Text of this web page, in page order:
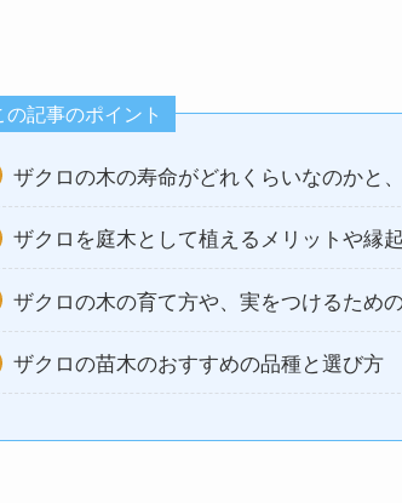
の記事のポイント
ザクロの木の寿命がどれくらいなのかと
ザクロを庭木として植えるメリットや縁
ザクロの木の育て方や、実をつけるため
ザクロの苗木のおすすめの品種と選び方